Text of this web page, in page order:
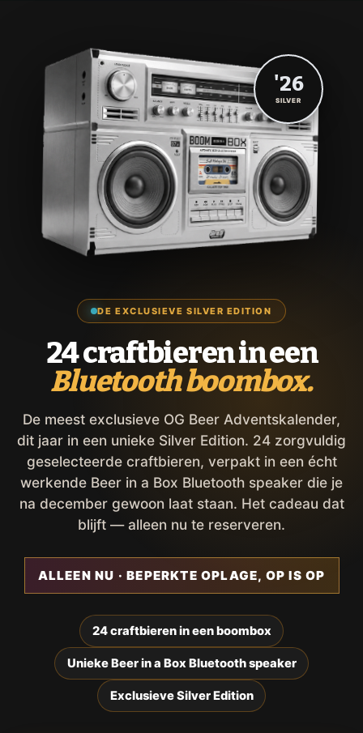
DE EXCLUSIEVE SILVER EDITION
24 craftbieren in een
Bluetooth boombox.
De meest exclusieve OG Beer Adventskalender,
dit jaar in een unieke Silver Edition. 24 zorgvuldig
geselecteerde craftbieren, verpakt in een écht
werkende Beer in a Box Bluetooth speaker die je
na december gewoon laat staan. Het cadeau dat
blijft — alleen nu te reserveren.
ALLEEN NU · BEPERKTE OPLAGE, OP IS OP
24 craftbieren in een boombox
Unieke Beer in a Box Bluetooth speaker
Exclusieve Silver Edition
'26
SILVER